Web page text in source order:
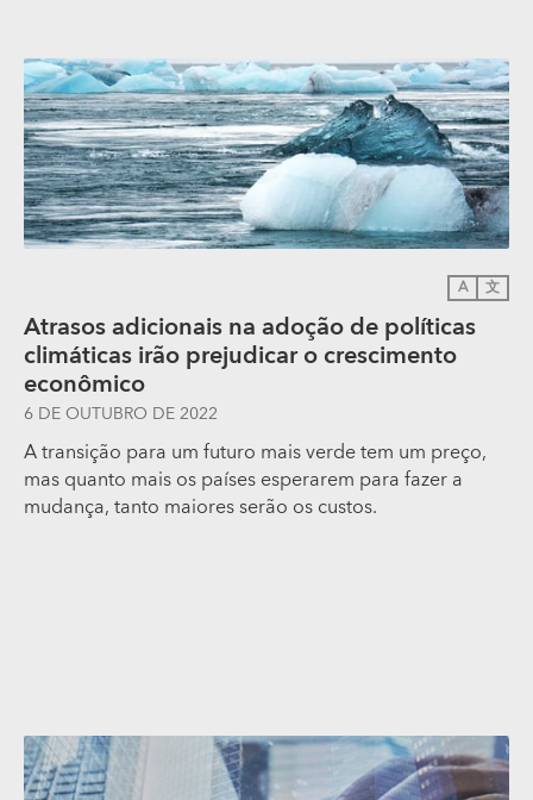
A 文
Atrasos adicionais na adoção de políticas
climáticas irão prejudicar o crescimento
econômico
6 DE OUTUBRO DE 2022
A transição para um futuro mais verde tem um preço,
mas quanto mais os países esperarem para fazer a
mudança, tanto maiores serão os custos.